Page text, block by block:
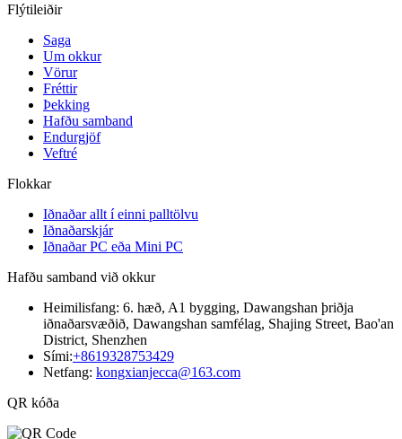
Flýtileiðir
Saga
Um okkur
Vörur
Fréttir
Þekking
Hafðu samband
Endurgjöf
Veftré
Flokkar
Iðnaðar allt í einni palltölvu
Iðnaðarskjár
Iðnaðar PC eða Mini PC
Hafðu samband við okkur
Heimilisfang: 6. hæð, A1 bygging, Dawangshan þriðja
iðnaðarsvæðið, Dawangshan samfélag, Shajing Street, Bao'an
District, Shenzhen
Sími:+8619328753429
Netfang: kongxianjecca@163.com
QR kóða